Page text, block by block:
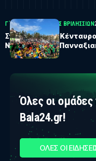
Γ΄ΕΘΝΙΚΗ ΚΈΝΤΑΥΡΟΣ ΒΡΙΛΗΣΣΊΩΝ
Στη Γ’ Εθνική ο
Νίκησε 2-1 τον
Όλες οι
Bala24.gr!
ΟΛΕΣ ΟΙ